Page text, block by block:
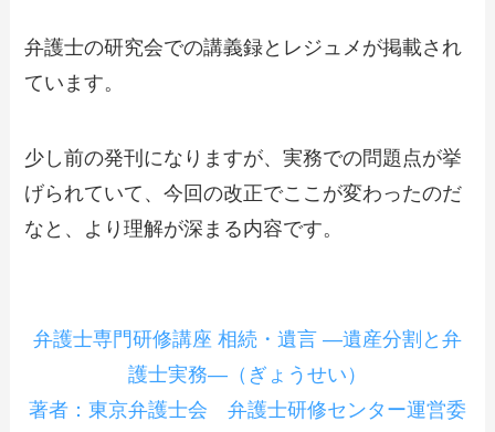
弁護士の研究会での講義録とレジュメが掲載され
ています。
少し前の発刊になりますが、実務での問題点が挙
げられていて、今回の改正でここが変わったのだ
なと、より理解が深まる内容です。
弁護士専門研修講座 相続・遺言 ―遺産分割と弁
護士実務―（ぎょうせい）
著者：東京弁護士会 弁護士研修センター運営委